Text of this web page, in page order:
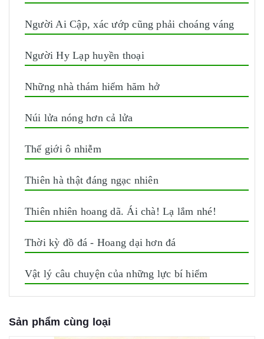
Người Ai Cập, xác ướp cũng phải choáng váng
Người Hy Lạp huyền thoại
Những nhà thám hiểm hăm hở
Núi lửa nóng hơn cả lửa
Thế giới ô nhiễm
Thiên hà thật đáng ngạc nhiên
Thiên nhiên hoang dã. Ái chà! Lạ lắm nhé!
Thời kỳ đồ đá - Hoang dại hơn đá
Vật lý câu chuyện của những lực bí hiểm
Sản phẩm cùng loại